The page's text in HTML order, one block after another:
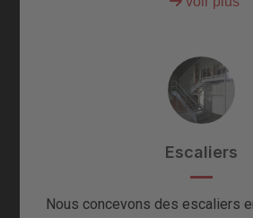
Escaliers
Nous concevons des escaliers